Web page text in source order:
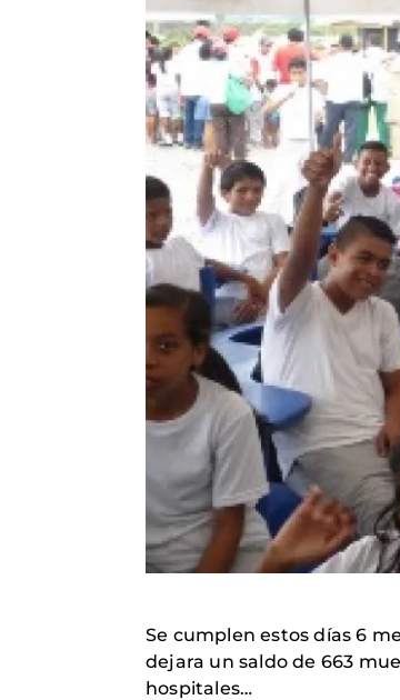
Se cumplen estos días 6
dejara un saldo de 663
hospitales…